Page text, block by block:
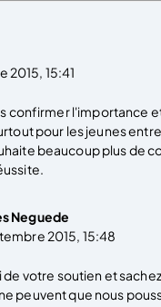
2015, 15:41
confirmer l'importance
pour les jeunes
beaucoup plus de
Neguede
2015, 15:48
de votre soutien et
peuvent que nous